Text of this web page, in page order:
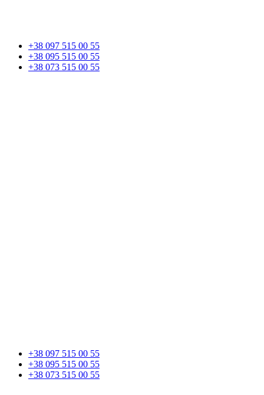
+38 097 515 00 55
+38 095 515 00 55
+38 073 515 00 55
+38 097 515 00 55
+38 095 515 00 55
+38 073 515 00 55